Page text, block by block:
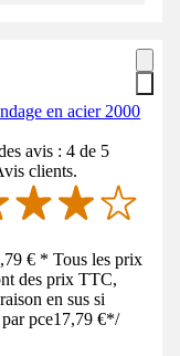
en acier 2000
avis : 4 de 5
clients.
€ * Tous les prix
des prix TTC,
en sus si
pce17,79 €*/